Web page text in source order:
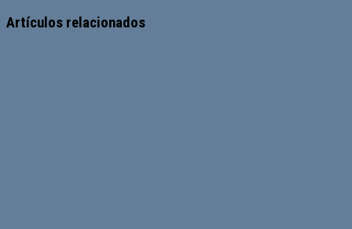
web
Artículos relacionados